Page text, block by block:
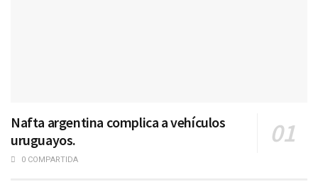
Nafta argentina complica a vehículos
uruguayos.
0 COMPARTIDA